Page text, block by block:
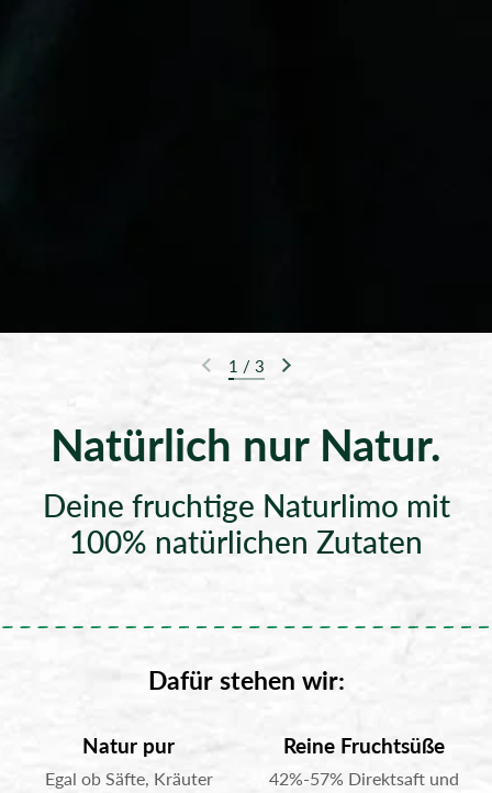
Vorherige FolieNächste Folie
1 / 3
Natürlich nur Natur.
Deine fruchtige Naturlimo mit
100% natürlichen Zutaten
Dafür stehen wir:
Natur pur
Egal ob Säfte, Kräuter
Reine Fruchtsüße
42%-57% Direktsaft und